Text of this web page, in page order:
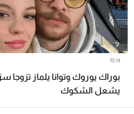
بوراك يوروك وتوانا يلماز تزوجا
يشعل الشكوك
10:14